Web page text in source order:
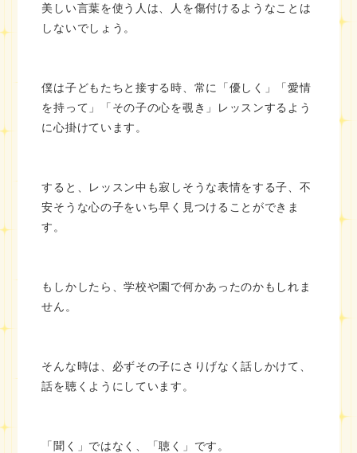
美しい言葉を使う人は、人を傷付けるようなことは
しないでしょう。
僕は子どもたちと接する時、常に「優しく」「愛情
を持って」「その子の心を覗き」レッスンするよう
に心掛けています。
すると、レッスン中も寂しそうな表情をする子、不
安そうな心の子をいち早く見つけることができま
す。
もしかしたら、学校や園で何かあったのかもしれま
せん。
そんな時は、必ずその子にさりげなく話しかけて、
話を聴くようにしています。
「聞く」ではなく、「聴く」です。